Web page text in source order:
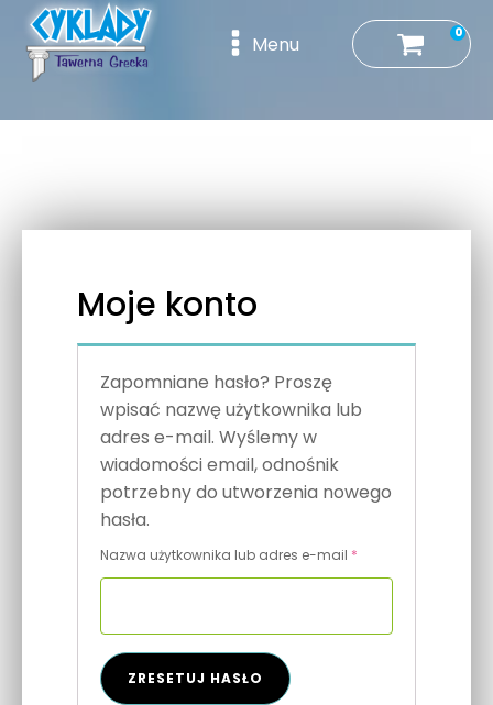
Menu 0
Moje konto
Zapomniane hasło? Proszę
wpisać nazwę użytkownika lub
adres e-mail. Wyślemy w
wiadomości email, odnośnik
potrzebny do utworzenia nowego
hasła.
Nazwa użytkownika lub adres e-mail *
ZRESETUJ HASŁO